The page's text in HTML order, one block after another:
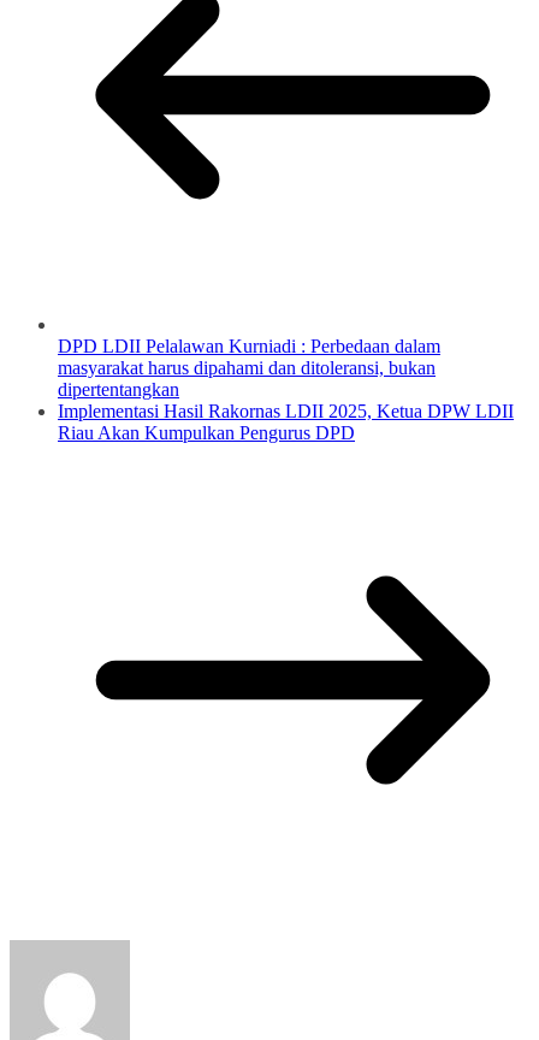
DPD LDII Pelalawan Kurniadi : Perbedaan dalam
masyarakat harus dipahami dan ditoleransi, bukan
dipertentangkan
Implementasi Hasil Rakornas LDII 2025, Ketua DPW LDII
Riau Akan Kumpulkan Pengurus DPD